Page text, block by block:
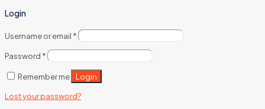
Login
Username or email *
Password *
Remember me Login
Lost your password?